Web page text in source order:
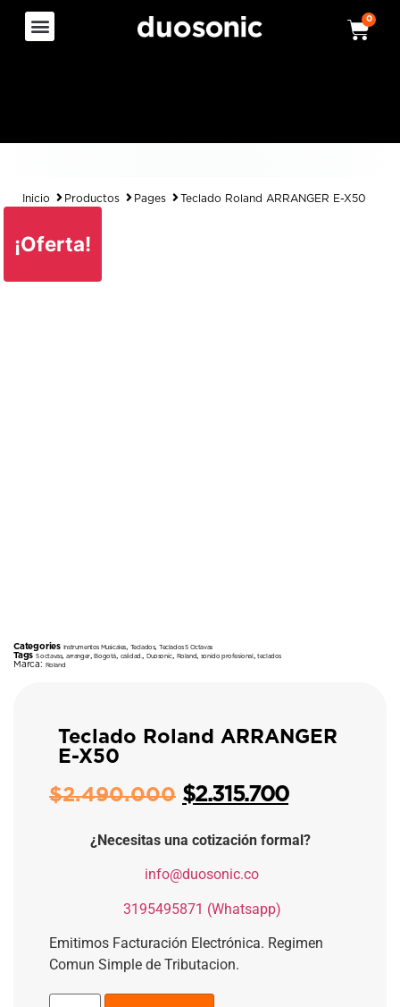
0
Inicio Productos Pages Teclado Roland ARRANGER E-X50
¡Oferta!
Categories Instrumentos Musicales Teclados,Teclados 5 Octavas
Tags 5 octavas,arranger,Bogotá calidad. ,Duosonic, Roland sonido profesional,teclados
Marca: Roland
Teclado Roland ARRANGER
E-X50
$2.490.000 $2.315.700
¿Necesitas una cotización formal?
info@duosonic.co
3195495871 (Whatsapp)
Emitimos Facturación Electrónica. Regimen
Comun Simple de Tributacion.